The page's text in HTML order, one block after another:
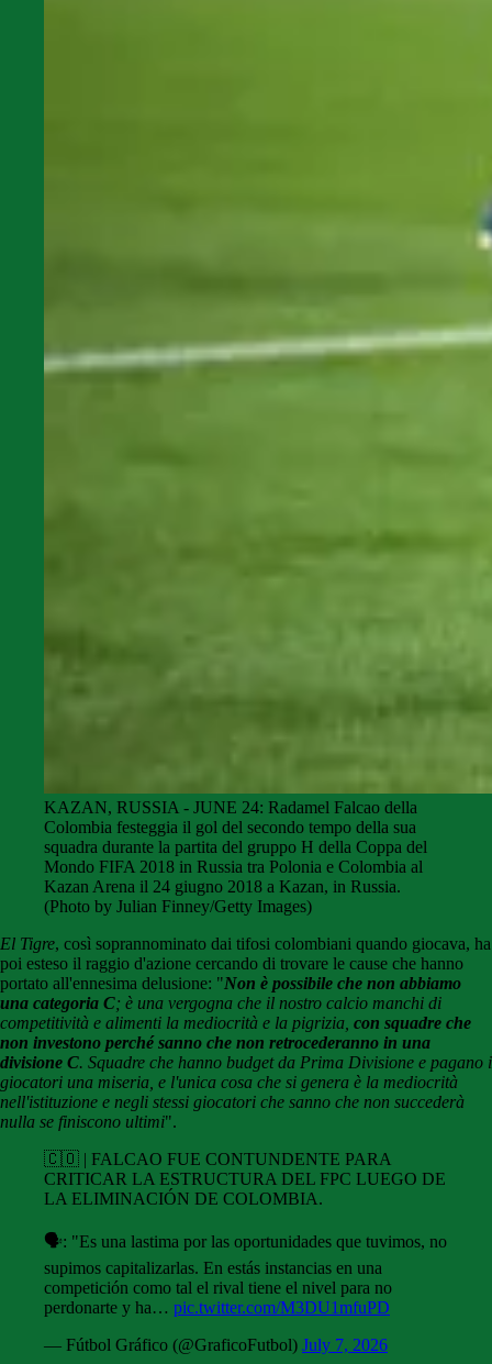
KAZAN, RUSSIA - JUNE 24: Radamel Falcao della
Colombia festeggia il gol del secondo tempo della sua
squadra durante la partita del gruppo H della Coppa del
Mondo FIFA 2018 in Russia tra Polonia e Colombia al
Kazan Arena il 24 giugno 2018 a Kazan, in Russia.
(Photo by Julian Finney/Getty Images)
El Tigre, così soprannominato dai tifosi colombiani quando giocava, ha
poi esteso il raggio d'azione cercando di trovare le cause che hanno
portato all'ennesima delusione: "Non è possibile che non abbiamo
una categoria C; è una vergogna che il nostro calcio manchi di
competitività e alimenti la mediocrità e la pigrizia, con squadre che
non investono perché sanno che non retrocederanno in una
divisione C. Squadre che hanno budget da Prima Divisione e pagano i
giocatori una miseria, e l'unica cosa che si genera è la mediocrità
nell'istituzione e negli stessi giocatori che sanno che non succederà
nulla se finiscono ultimi".
🇨🇴 | FALCAO FUE CONTUNDENTE PARA
CRITICAR LA ESTRUCTURA DEL FPC LUEGO DE
LA ELIMINACIÓN DE COLOMBIA.
🗣️: "Es una lastima por las oportunidades que tuvimos, no
supimos capitalizarlas. En estás instancias en una
competición como tal el rival tiene el nivel para no
perdonarte y ha… pic.twitter.com/M3DU1mfuPD
— Fútbol Gráfico (@GraficoFutbol) July 7, 2026